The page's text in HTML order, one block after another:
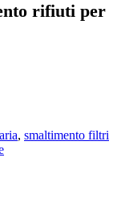
rifiuti per
, smaltimento filtri